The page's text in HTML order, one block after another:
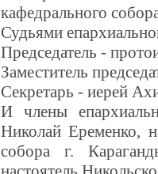
кафедрального
Судьями
Председатель -
Заместитель
Секретарь - иерей
И члены
Николай Еременко,
собора г.